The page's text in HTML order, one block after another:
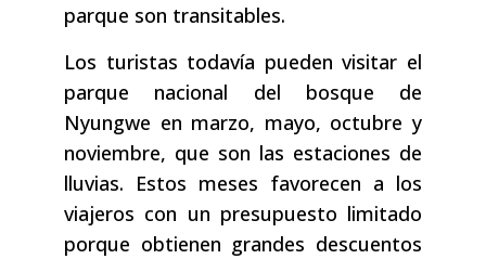
parque son transitables.
Los turistas todavía pueden visitar el
parque nacional del bosque de
Nyungwe en marzo, mayo, octubre y
noviembre, que son las estaciones de
lluvias. Estos meses favorecen a los
viajeros con un presupuesto limitado
porque obtienen grandes descuentos